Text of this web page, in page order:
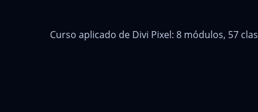
Curso aplicado de Divi Pixel: 8 módulos, 57